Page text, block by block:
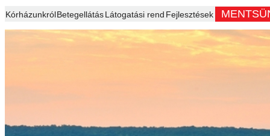
KórházunkrólBetegellátásLátogatási rend Fejlesztések